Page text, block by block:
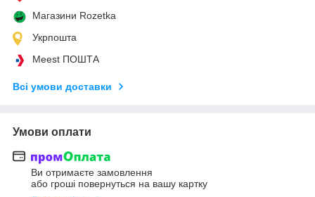
Магазини Rozetka
Укрпошта
Meest ПОШТА
Всі умови доставки
Умови оплати
Ви отримаєте замовлення
або гроші повернуться на вашу картку